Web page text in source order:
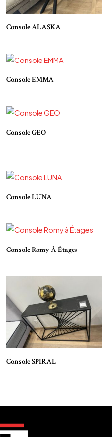
Console ALASKA
Console EMMA
Console GEO
Console LUNA
Console Romy À Étages
Console SPIRAL